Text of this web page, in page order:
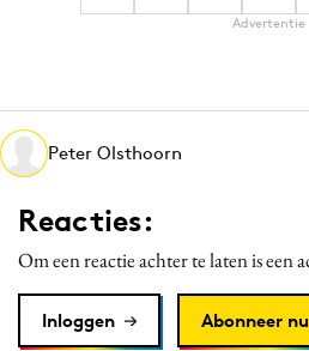
Gedragsverandering
Media
PR
Programmatic
Purpose Marketing
Reputatie & crisis
Advertentie
Peter Olsthoorn
Reacties:
Om een reactie achter te laten is een
Inloggen Abonneer nu